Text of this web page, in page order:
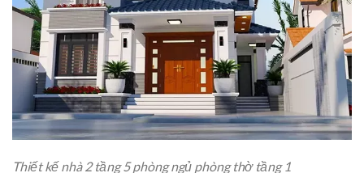
Thiết kế nhà 2 tầng 5 phòng ngủ phòng thờ tầng 1